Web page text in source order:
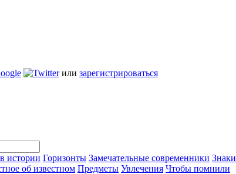
или зарегистрироваться
истории Горизонты Замечательные современники Знаки
об известном Предметы Увлечения Чтобы помнили